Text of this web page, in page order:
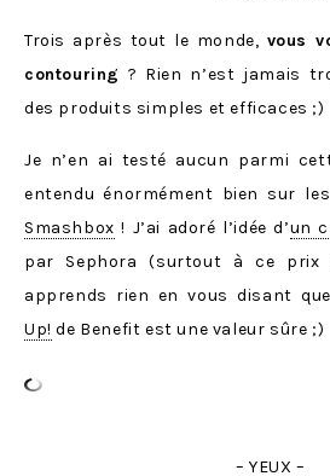
Trois après tout le monde, vous
contouring ? Rien n’est jamais
des produits simples et efficaces ;)
Je n’en ai testé aucun parmi
entendu énormément bien sur
Smashbox ! J’ai adoré l’idée d’un
par Sephora (surtout à ce prix
apprends rien en vous disant
Up! de Benefit est une valeur sûre ;)
– YEUX –